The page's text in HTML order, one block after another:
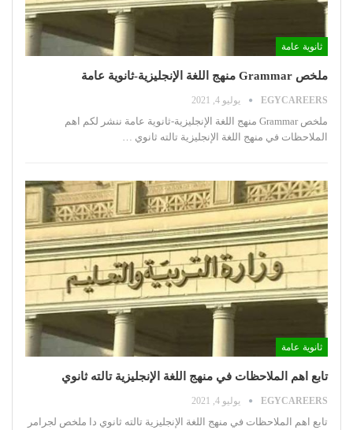
ثانوية عامة
ملخص Grammar منهج اللغة الإنجليزية-ثانوية عامة
EGYCAREERS يوليو 4, 2021
ملخص Grammar منهج اللغة الإنجليزية-ثانوية عامة
ننشر لكم اهم
الملاحظات في منهج اللغة الإنجليزية تالته ثانوي …
ثانوية عامة
تابع اهم الملاحظات في منهج اللغة الإنجليزية تالته ثانوي
EGYCAREERS يوليو 4, 2021
تابع اهم الملاحظات في منهج اللغة الإنجليزية تالته ثانوي دا ملخص لجرامر